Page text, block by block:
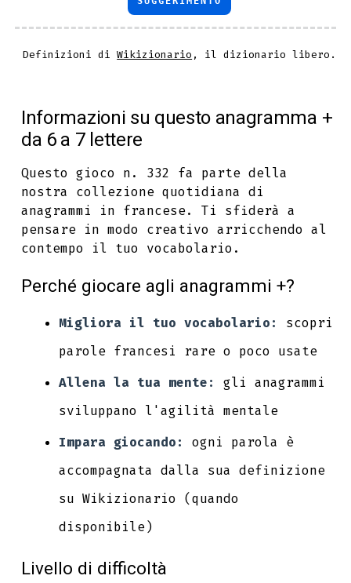
Definizioni diWikizionario , il dizionario libero.
Informazioni su questo anagramma +
da 6 a 7 lettere
Questo gioco n. 332 fa parte della
nostra collezione quotidiana di
anagrammi in francese. Ti sfiderà a
pensare in modo creativo arricchendo al
contempo il tuo vocabolario.
Perché giocare agli anagrammi +?
Migliora il tuo vocabolario:
scopri
parole francesi rare o poco usate
Allena la tua mente:
gli anagrammi
sviluppano l'agilità mentale
Impara giocando:
ogni parola è
accompagnata dalla sua definizione
su Wikizionario (quando
disponibile)
Livello di difficoltà